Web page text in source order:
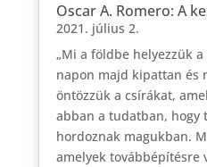
Oscar A. Romero: A
2021. július 2.
„Mi a földbe helyezzük
napon majd kipattan és
öntözzük a csírákat,
abban a tudatban, hogy
hordoznak magukban.
amelyek továbbépítésre